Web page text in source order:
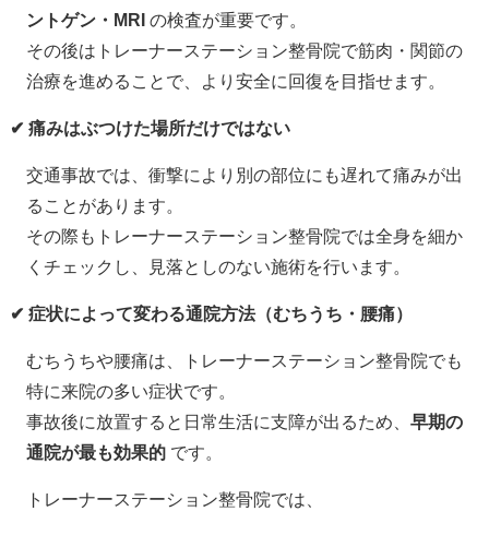
ントゲン・ MRI の検査が重要です。
その後はトレーナーステーション整骨院で筋肉・関節の
治療を進めることで、より安全に回復を目指せます。
✔ 痛みはぶつけた場所だけではない
交通事故では、衝撃により別の部位にも遅れて痛みが出
ることがあります。
その際もトレーナーステーション整骨院では全身を細か
くチェックし、見落としのない施術を行います。
✔ 症状によって変わる通院方法（むちうち・腰痛）
むちうちや腰痛は、トレーナーステーション整骨院でも
特に来院の多い症状です。
事故後に放置すると日常生活に支障が出るため、 早期の
通院が最も効果的です。
トレーナーステーション整骨院では、